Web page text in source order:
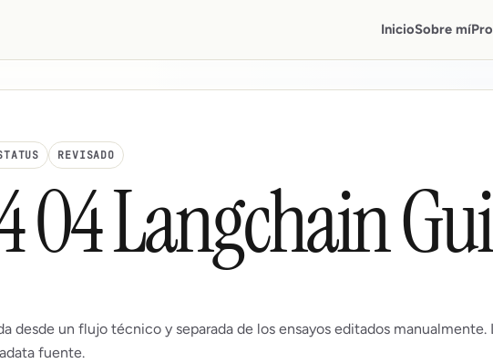
InicioSobre mí
REVISADO
04 Langchain
desde un flujo técnico y separada de los ensayos editados manualmente.
fuente.